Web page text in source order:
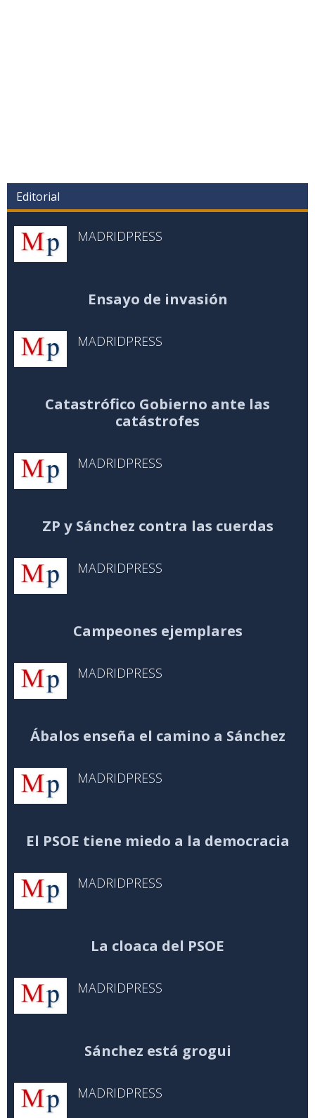
Editorial
MADRIDPRESS
Ensayo de invasión
MADRIDPRESS
Catastrófico Gobierno ante las
catástrofes
MADRIDPRESS
ZP y Sánchez contra las cuerdas
MADRIDPRESS
Campeones ejemplares
MADRIDPRESS
Ábalos enseña el camino a Sánchez
MADRIDPRESS
El PSOE tiene miedo a la democracia
MADRIDPRESS
La cloaca del PSOE
MADRIDPRESS
Sánchez está grogui
MADRIDPRESS